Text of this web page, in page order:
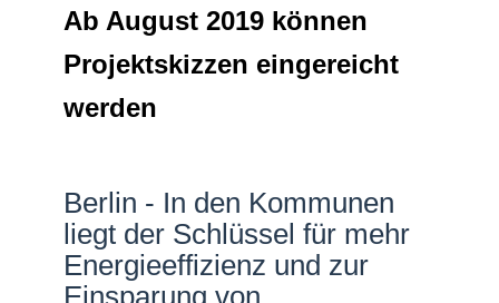
Netzwerke
Ab August 2019 können
Projektskizzen eingereicht
werden
Berlin - In den Kommunen
liegt der Schlüssel für mehr
Energieeffizienz und zur